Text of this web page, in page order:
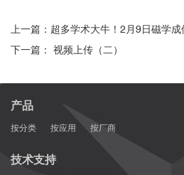
上一篇：超多学术大牛！2月9日磁学
下一篇： 视频上传（二）
产品
按分类 按应用 按厂商
技术支持